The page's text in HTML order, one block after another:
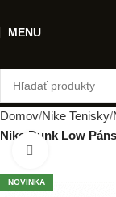
MENU
Domov Nike Tenisky
Nike Dunk Low
NOVINKA